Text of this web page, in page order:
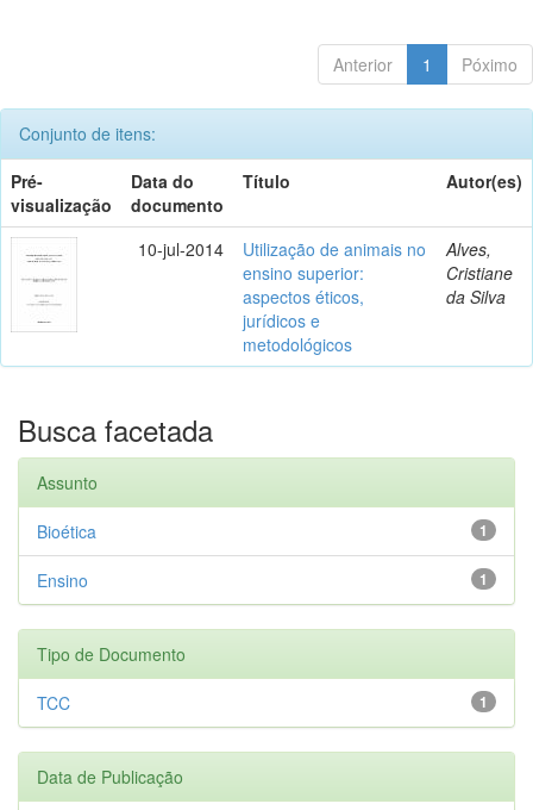
Anterior 1 Póximo
Conjunto de itens:
Pré-
visualização
Data do
documento
Título Autor(es)
10-jul-2014
Utilização de animais no
ensino superior:
aspectos éticos,
jurídicos e
metodológicos
Alves,
Cristiane
da Silva
Busca facetada
Assunto
1
Bioética
1
Ensino
Tipo de Documento
1
TCC
Data de Publicação